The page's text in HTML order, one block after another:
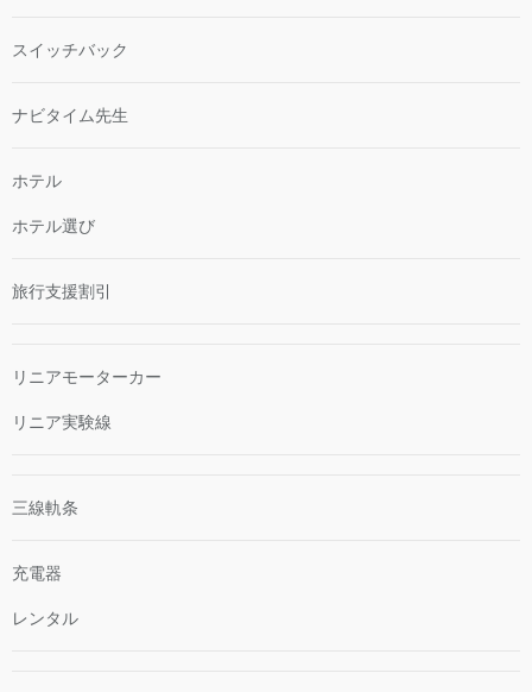
スイッチバック
ナビタイム先生
ホテル
ホテル選び
旅行支援割引
リニアモーターカー
リニア実験線
三線軌条
充電器
レンタル